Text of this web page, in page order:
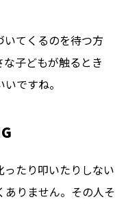
てくるのを待つ方
子どもが触るとき
ですね。
たり叩いたりしない
りません。その人そ